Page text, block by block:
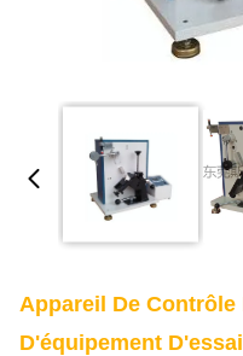
Appareil De Contrôle
D'équipement